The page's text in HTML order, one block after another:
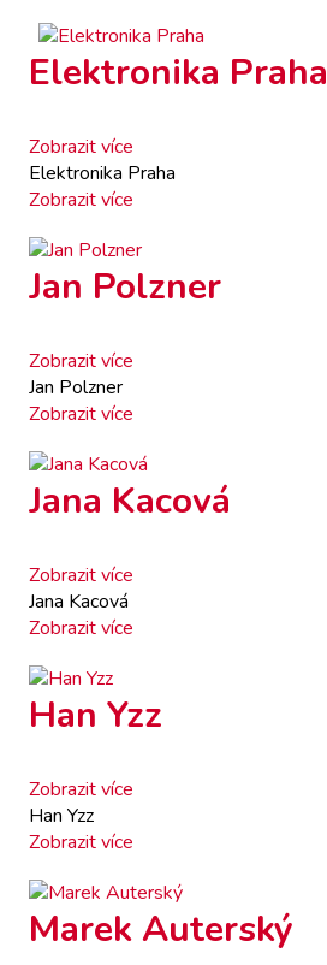
Elektronika Praha
Zobrazit více
Elektronika Praha
Zobrazit více
Jan Polzner
Zobrazit více
Jan Polzner
Zobrazit více
Jana Kacová
Zobrazit více
Jana Kacová
Zobrazit více
Han Yzz
Zobrazit více
Han Yzz
Zobrazit více
Marek Auterský